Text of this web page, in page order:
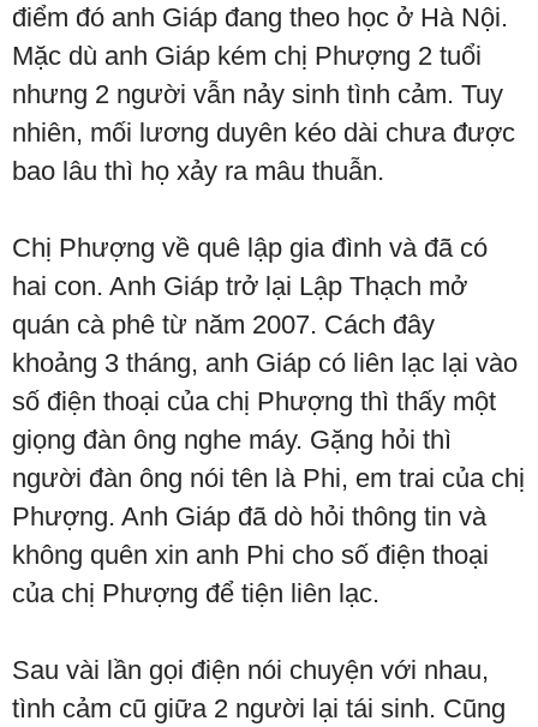
điểm đó anh Giáp đang theo học ở Hà Nội.
Mặc dù anh Giáp kém chị Phượng 2 tuổi
nhưng 2 người vẫn nảy sinh tình cảm. Tuy
nhiên, mối lương duyên kéo dài chưa được
bao lâu thì họ xảy ra mâu thuẫn.
Chị Phượng về quê lập gia đình và đã có
hai con. Anh Giáp trở lại Lập Thạch mở
quán cà phê từ năm 2007. Cách đây
khoảng 3 tháng, anh Giáp có liên lạc lại vào
số điện thoại của chị Phượng thì thấy một
giọng đàn ông nghe máy. Gặng hỏi thì
người đàn ông nói tên là Phi, em trai của chị
Phượng. Anh Giáp đã dò hỏi thông tin và
không quên xin anh Phi cho số điện thoại
của chị Phượng để tiện liên lạc.
Sau vài lần gọi điện nói chuyện với nhau,
tình cảm cũ giữa 2 người lại tái sinh. Cũng